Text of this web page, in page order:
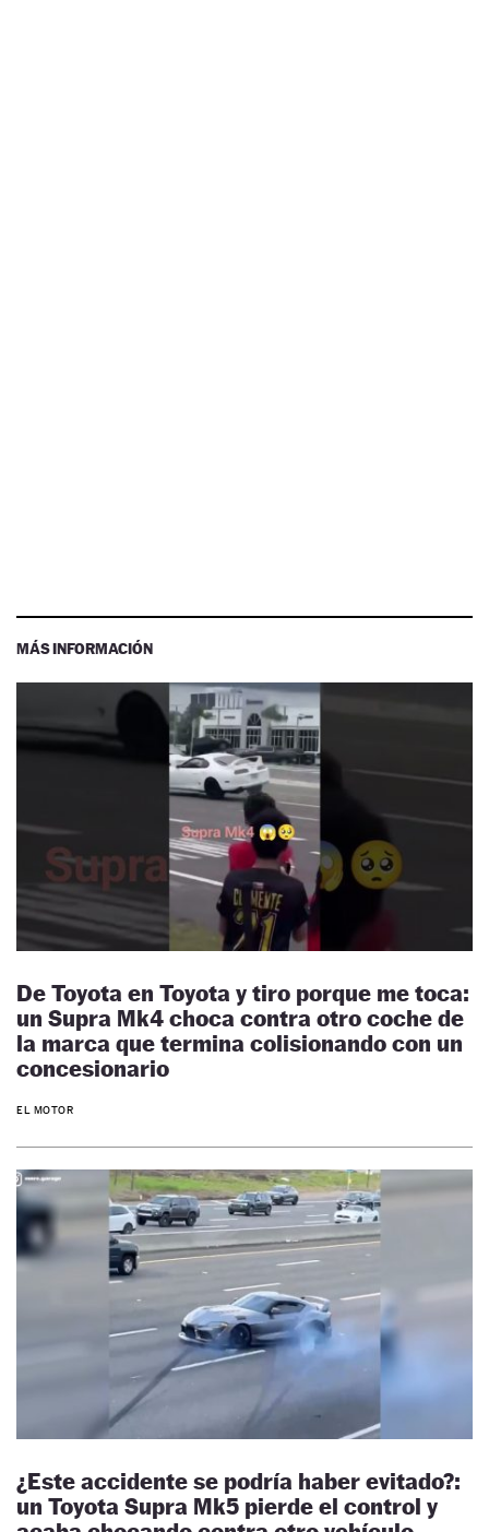
MÁS INFORMACIÓN
De Toyota en Toyota y tiro porque me toca:
un Supra Mk4 choca contra otro coche de
la marca que termina colisionando con un
concesionario
EL MOTOR
¿Este accidente se podría haber evitado?:
un Toyota Supra Mk5 pierde el control y